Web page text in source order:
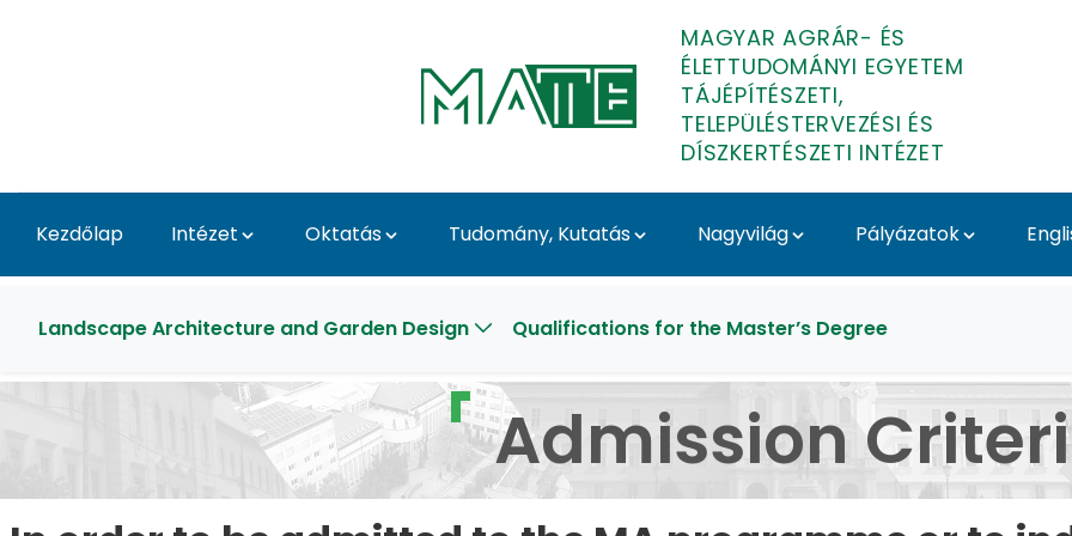
MAGYAR AGRÁR- ÉS
ÉLETTUDOMÁNYI EGYETEM
TÁJÉPÍTÉSZETI,
TELEPÜLÉSTERVEZÉSI ÉS
DÍSZKERTÉSZETI INTÉZET
Kezdőlap Intézet Oktatás Tudomány, Kutatás Nagyvilág Pályázatok
Admission Criteria - Tájépítészeti,
Landscape Architecture and Garden Design Qualifications for the Master’s Degree
Admission